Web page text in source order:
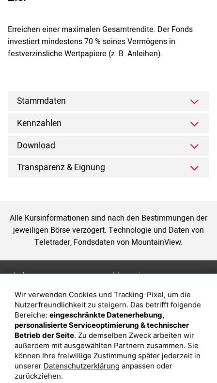
Erreichen einer maximalen Gesamtrendite. Der Fonds
investiert mindestens 70 % seines Vermögens in
festverzinsliche Wertpapiere (z. B. Anleihen).
Stammdaten
Kennzahlen
Download
Transparenz & Eignung
Alle Kursinformationen sind nach den Bestimmungen der
jeweiligen Börse verzögert. Technologie und Daten von
Teletrader, Fondsdaten von MountainView.
Anlage
Depot eröffnen
Depot vergleichen
Junior Depot
Top-Seller-Fonds
Top-Fonds
Fonds-Suche
Magazin
Was sind sind ETFs?
Sparplan Vorteile
Was ist ein Fonds?
Wir verwenden Cookies und Tracking-Pixel, um die
Nutzerfreundlichkeit zu steigern. Das betrifft folgende
Bereiche: eingeschränkte Datenerhebung,
personalisierte Serviceoptimierung & technischer
Betrieb der Seite. Zu demselben Zweck arbeiten wir
außerdem mit ausgewählten Partnern zusammen. Sie
können Ihre freiwillige Zustimmung später jederzeit in
unserer Datenschutzerklärung anpassen oder
zurückziehen.